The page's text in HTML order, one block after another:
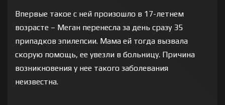
Впервые такое с ней произошло в 17-летнем
возрасте – Меган перенесла за день сразу 35
припадков эпилепсии. Мама ей тогда вызвала
скорую помощь, ее увезли в больницу. Причина
возникновения у нее такого заболевания
неизвестна.